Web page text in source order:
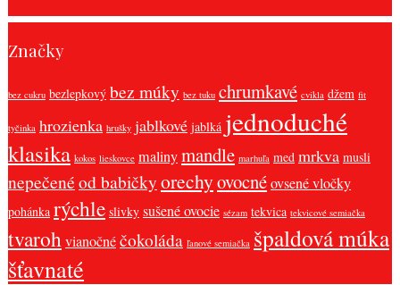
Značky
bez cukru bezlepkový bez múky bez tuku chrumkavé cvikla džem fit
tyčinka hrozienka hrušky jablkové jablká jednoduché
klasika kokos lieskovce malinymandle marhuľa med mrkva musli
nepečenéod babičkyorechyovocnéovsené vločky
pohánka rýchle slivky sušené ovocie sézam tekvica tekvicové semiačka
tvarohvianočnéčokoláda ľanové semiačka špaldová múka
šťavnaté